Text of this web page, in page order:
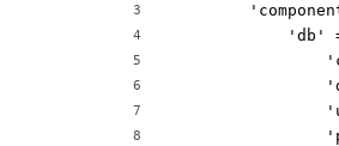
3
4
5
6
7
8
'db'